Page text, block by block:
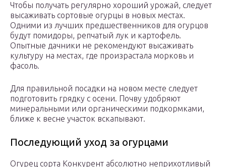
Чтобы получать регулярно хороший урожай, следует
высаживать сортовые огурцы в новых местах.
Одними из лучших предшественников для огурцов
будут помидоры, репчатый лук и картофель.
Опытные дачники не рекомендуют высаживать
культуру на местах, где произрастала морковь и
фасоль.
Для правильной посадки на новом месте следует
подготовить грядку с осени. Почву удобряют
минеральными или органическими подкормками,
ближе к весне участок вскапывают.
Последующий уход за огурцами
Огурец сорта Конкурент абсолютно неприхотливый